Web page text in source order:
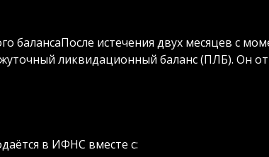
балансаПосле истечения двух месяцев с
ликвидационный баланс (ПЛБ). Он
в ИФНС вместе с: